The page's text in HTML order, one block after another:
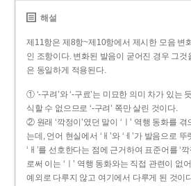
해설
제11항은 제8항~제10항에서 제시한 모음 변
인 조항이다. 변화된 발음이 굳어진 경우 그것
은 동일하게 적용된다.
① ‘-구려’와 ‘-구료’는 미묘한 의미 차가 있는
식할 수 없으므로 ‘-구려’ 쪽만 살린 것이다.
② 원래 ‘깍정이’였던 말이 ‘ㅣ’ 역행 동화를 겪
는데, 언어 현실에서 ‘ㅐ’와 ‘ㅔ’가 발음으로
‘ㅐ’를 선호한다는 점에 근거하여 표준어를 ‘
로써 이는 ‘ㅣ’ 역행 동화와는 직접 관련이 없
예외로 다루지 않고 여기에서 다루게 된 것이